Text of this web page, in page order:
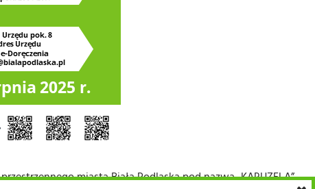
miasta Biała Podlaska pod nazwą „KARUZELA”